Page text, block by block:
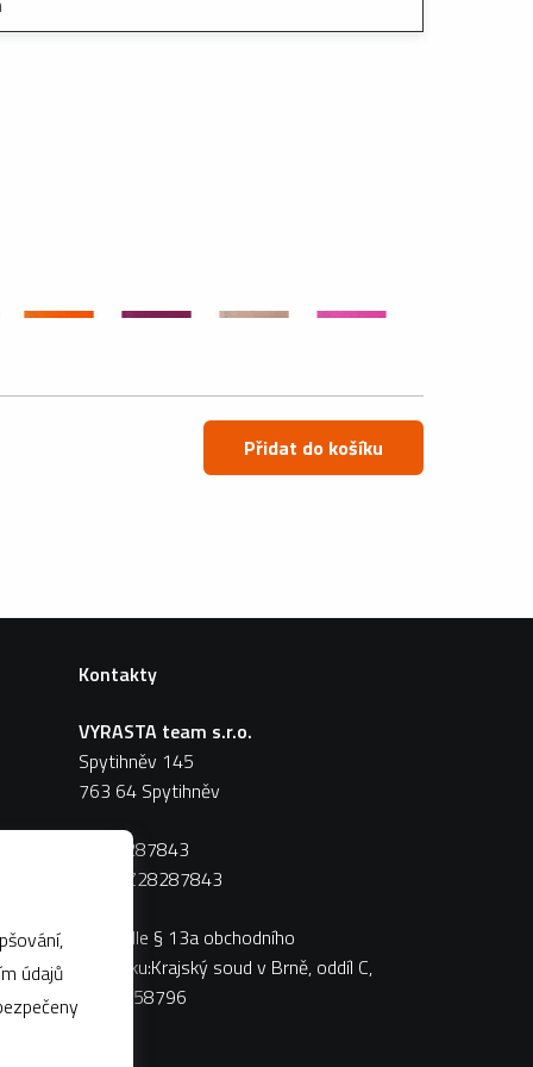
Přidat do košíku
Kontakty
VYRASTA team s.r.o.
Spytihněv 145
763 64 Spytihněv
28287843
CZ28287843
Zápis dle § 13a obchodního
zákoníku:Krajský soud v Brně, oddíl C,
vložka 58796